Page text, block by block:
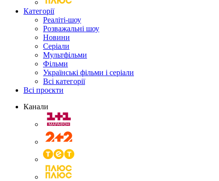
Категорії
Реаліті-шоу
Розважальні шоу
Новини
Серіали
Мультфільми
Фільми
Українські фільми і серіали
Всі категорії
Всі проєкти
Канали